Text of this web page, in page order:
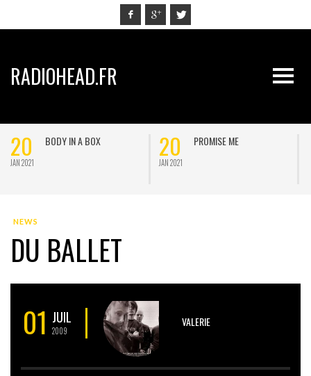
RADIOHEAD.FR
20
JAN 2021
BODY IN A BOX 20
JAN 2021
PROMISE ME
NEWS
DU BALLET
01 JUIL
2009
VALERIE